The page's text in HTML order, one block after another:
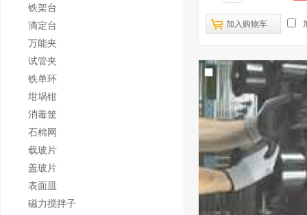
铁架台
滴定台
万能夹
试管夹
铁单环
坩埚钳
消毒筐
石棉网
载玻片
盖玻片
表面皿
磁力搅拌子
加入购物车